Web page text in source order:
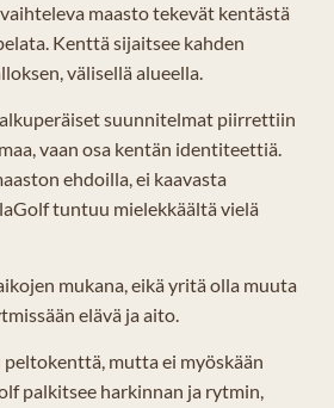
maasto tekevät kentästä
Kenttä sijaitsee kahden
välisellä alueella.
suunnitelmat piirrettiin
vaan osa kentän identiteettiä.
ehdoilla, ei kaavasta
tuntuu mielekkäältä vielä
mukana, eikä yritä olla muuta
elävä ja aito.
peltokenttä, mutta ei myöskään
palkitsee harkinnan ja rytmin,